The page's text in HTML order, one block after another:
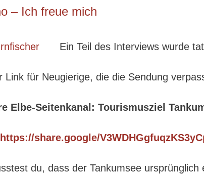
– Ich freue mich
Ein Teil des Interviews wurde
Link für Neugierige, die die Sendung
Elbe-Seitenkanal: Tourismusziel
https://share.google/
du, dass der Tankumsee ursprünglich